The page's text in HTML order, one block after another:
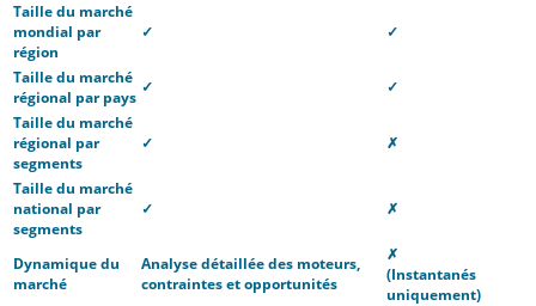
Taille du marché
mondial par
région
✓ ✓
Taille du marché
régional par pays
✓
✓
Taille du marché
régional par
segments
✓ ✗
Taille du marché
national par
segments
✓ ✗
Dynamique du
marché
Analyse détaillée des moteurs,
contraintes et opportunités
✗
(Instantanés
uniquement)